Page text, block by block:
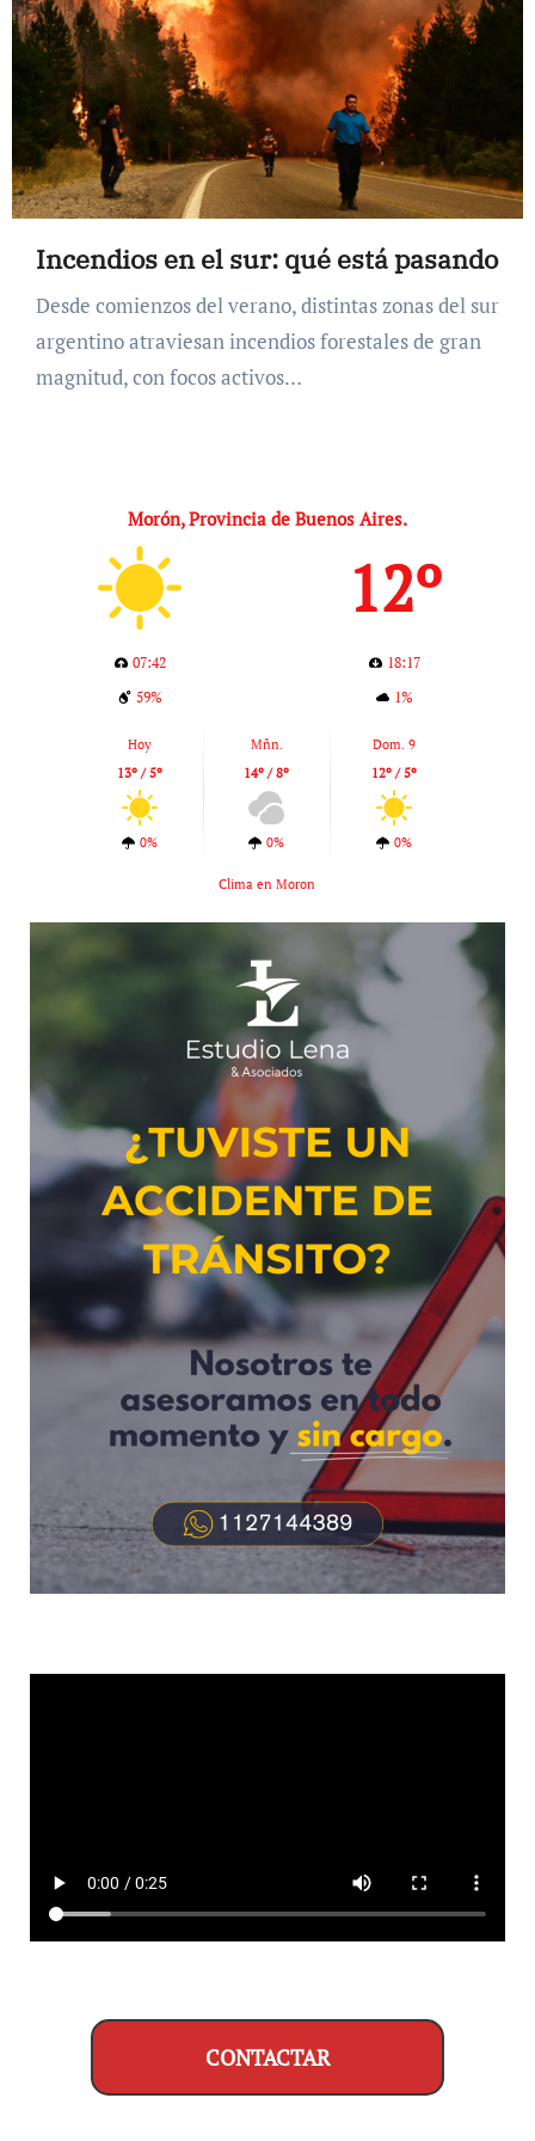
Incendios en el sur: qué está pasando
Desde comienzos del verano, distintas zonas del sur
argentino atraviesan incendios forestales de gran
magnitud, con focos activos…
Morón, Provincia de Buenos Aires.
12º
07:42
18:17
59%
1%
Hoy
13º / 5º
0%
Mñn.
14º / 8º
0%
Dom. 9
12º / 5º
0%
Clima en Moron
CONTACTAR